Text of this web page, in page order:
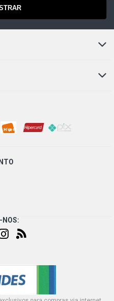
GASOLINA (2010 -
DURATEC FLEX (2013 -
20V DURATORQ DIESEL
DURATORQ DIESEL (2013 -
NOS: